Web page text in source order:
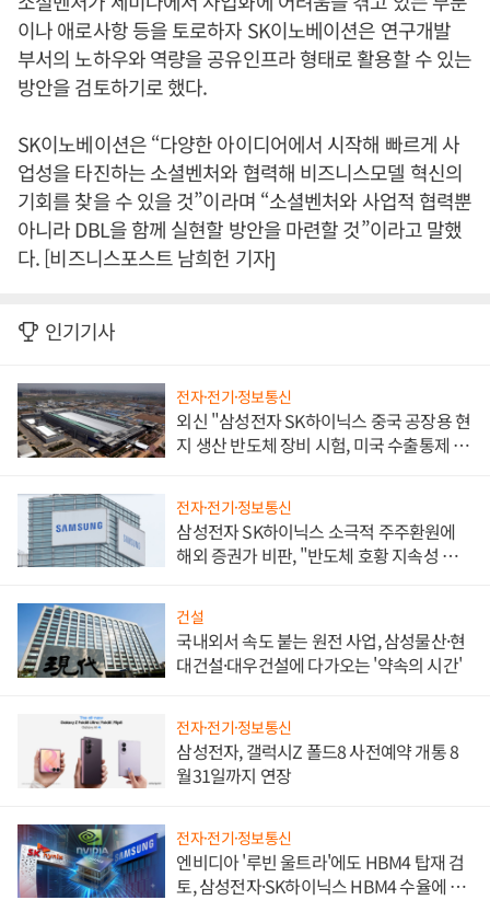
이나 애로사항 등을 토로하자 SK이노베이션은 연구개발
부서의 노하우와 역량을 공유인프라 형태로 활용할 수 있는
방안을 검토하기로 했다.
SK이노베이션은 “다양한 아이디어에서 시작해 빠르게 사
업성을 타진하는 소셜벤처와 협력해 비즈니스모델 혁신의
기회를 찾을 수 있을 것”이라며 “소셜벤처와 사업적 협력뿐
아니라 DBL을 함께 실현할 방안을 마련할 것”이라고 말했
다. [비즈니스포스트 남희헌 기자]
인기기사
전자·전기·정보통신
외신 "삼성전자 SK하이닉스 중국 공장용 현
지 생산 반도체 장비 시험, 미국 수출통제 대
전자·전기·정보통신
삼성전자 SK하이닉스 소극적 주주환원에
해외 증권가 비판, "반도체 호황 지속성 의
건설
국내외서 속도 붙는 원전 사업, 삼성물산·현
대건설·대우건설에 다가오는 '약속의 시간'
전자·전기·정보통신
삼성전자, 갤럭시Z 폴드8 사전예약 개통 8
월31일까지 연장
전자·전기·정보통신
엔비디아 '루빈 울트라'에도 HBM4 탑재 검
토, 삼성전자·SK하이닉스 HBM4 수율에 주